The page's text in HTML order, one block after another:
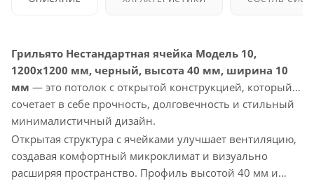
Грильято Нестандартная ячейка Модель 10,
1200x1200 мм, черный, высота 40 мм, ширина 10
мм — это потолок с открытой конструкцией, который
сочетает в себе прочность, долговечность и стильный
минималистичный дизайн.
Открытая структура с ячейками улучшает вентиляцию,
создавая комфортный микроклимат и визуально
расширяя пространство. Профиль высотой 40 мм и